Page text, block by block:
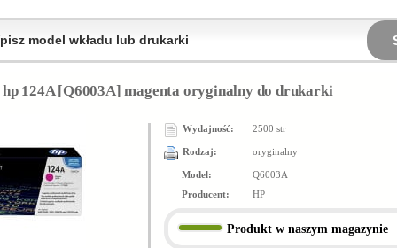
hp 124A [Q6003A] magenta oryginalny do drukarki
Wydajność: 2500 str
Rodzaj: oryginalny
Model:
Q6003A
Producent:
HP
Produkt w naszym magazynie